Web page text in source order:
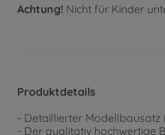
Achtung! Nicht für Kinder
Produktdetails
- Detaillierter Modellbausatz
- Der qualitativ hochwertige